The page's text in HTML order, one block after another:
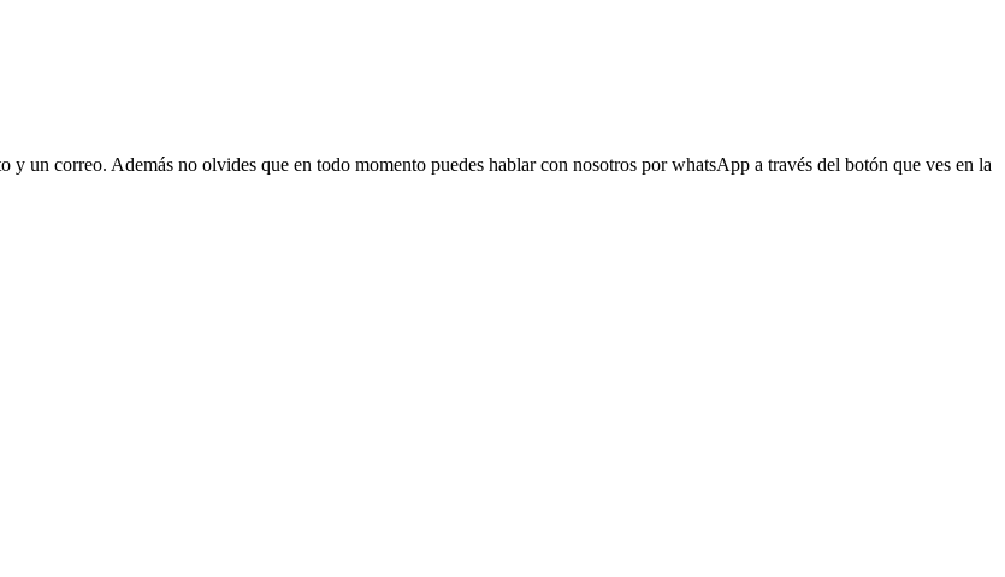
un correo. Además no olvides que en todo momento puedes hablar con nosotros por whatsApp a través del botón que ves en la